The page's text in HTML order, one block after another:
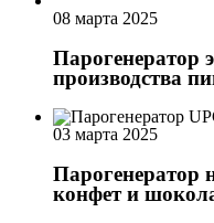
08 марта 2025
Парогенератор
производства
03 марта 2025
Парогенератор
конфет и